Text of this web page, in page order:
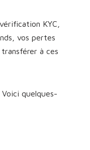
KYC,
vos pertes
à ces
quelques-